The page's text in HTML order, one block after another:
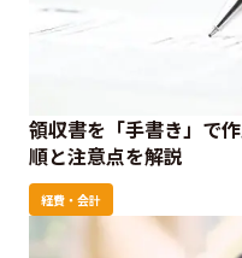
領収書を「手書き」で
順と注意点を解説
経費・会計